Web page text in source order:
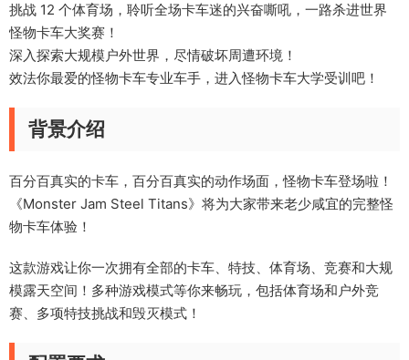
挑战 12 个体育场，聆听全场卡车迷的兴奋嘶吼，一路杀进世界
怪物卡车大奖赛！
深入探索大规模户外世界，尽情破坏周遭环境！
效法你最爱的怪物卡车专业车手，进入怪物卡车大学受训吧！
背景介绍
百分百真实的卡车，百分百真实的动作场面，怪物卡车登场啦！
《Monster Jam Steel Titans》将为大家带来老少咸宜的完整怪
物卡车体验！
这款游戏让你一次拥有全部的卡车、特技、体育场、竞赛和大规
模露天空间！多种游戏模式等你来畅玩，包括体育场和户外竞
赛、多项特技挑战和毁灭模式！